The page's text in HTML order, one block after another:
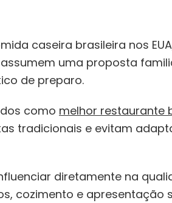
caseira brasileira nos
uma proposta
de preparo.
como melhor restaurante
tradicionais e evitam
diretamente na
cozimento e apresentação